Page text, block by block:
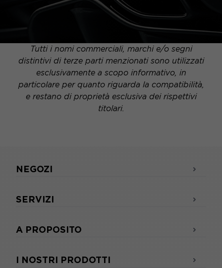
Tutti i nomi commerciali, marchi e/o segni
distintivi di terze parti menzionati sono utilizzati
esclusivamente a scopo informativo, in
particolare per quanto riguarda la compatibilità,
e restano di proprietà esclusiva dei rispettivi
titolari.
NEGOZI
SERVIZI
A PROPOSITO
I NOSTRI PRODOTTI